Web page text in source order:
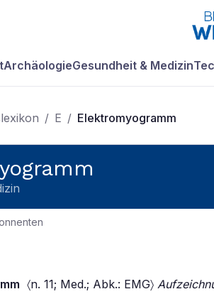
ArchäologieGesundheit & Medizin
/ E / Elektromyogramm
〈n. 11; Med.; Abk.: EMG〉